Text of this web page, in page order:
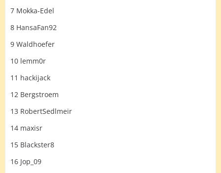
7 Mokka-Edel
8 HansaFan92
9 Waldhoefer
10 lemm0r
11 hackijack
12 Bergstroem
13 RobertSedlmeir
14 maxisr
15 Blackster8
16 Jop_09